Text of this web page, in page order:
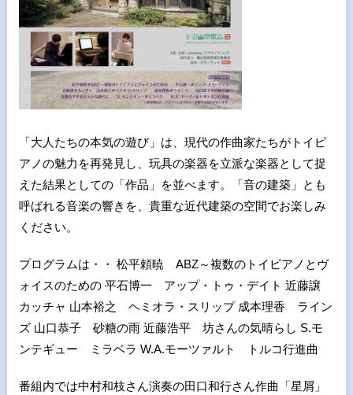
「大人たちの本気の遊び」は、現代の作曲家たちがトイピ
アノの魅力を再発見し、玩具の楽器を立派な楽器として捉
えた結果としての「作品」を並べます。「音の建築」とも
呼ばれる音楽の響きを、貴重な近代建築の空間でお楽しみ
ください。
プログラムは・・ 松平頼暁 ABZ～複数のトイピアノとヴ
ォイスのための 平石博一 アップ・トゥ・デイト 近藤譲
カッチャ 山本裕之 ヘミオラ・スリップ 成本理香 ライン
ズ 山口恭子 砂糖の雨 近藤浩平 坊さんの気晴らし S.モ
ンテギュー ミラベラ W.A.モーツァルト トルコ行進曲
番組内では中村和枝さん演奏の田口和行さん作曲「星屑」